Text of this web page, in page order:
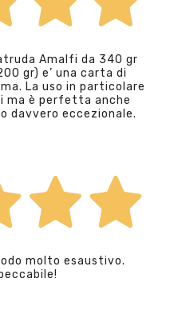
Amalfi da 340 gr
gr) e’ una carta di
La uso in particolare
ma è perfetta anche
davvero eccezionale.
molto esaustivo.